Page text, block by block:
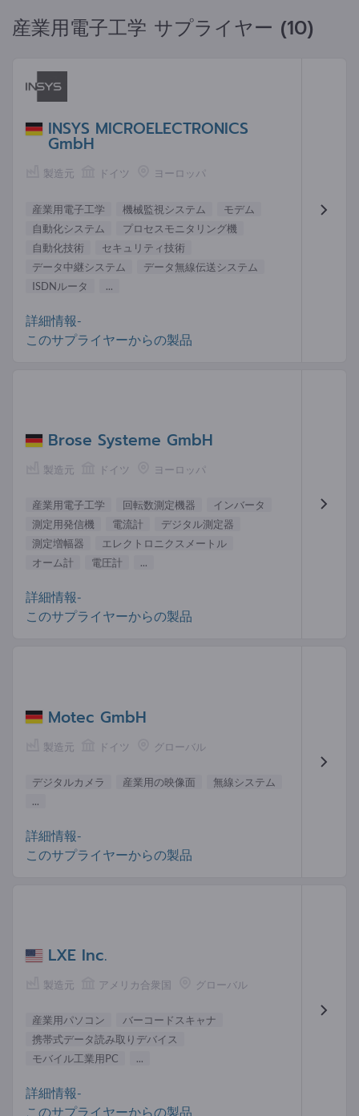
産業用電子工学 サプライヤー (10)
INSYS MICROELECTRONICS
GmbH
製造元 ドイツ ヨーロッパ
産業用電子工学 機械監視システム
モデム
自動化システム
プロセスモニタリング機
自動化技術
セキュリティ技術
データ中継システム
データ無線伝送システム
ISDNルータ
...
詳細情報-
このサプライヤーからの製品
Brose Systeme GmbH
製造元 ドイツ ヨーロッパ
産業用電子工学 回転数測定機器
インバータ
測定用発信機
電流計
デジタル測定器
測定増幅器
エレクトロニクスメートル
オーム計
電圧計 ...
詳細情報-
このサプライヤーからの製品
Motec GmbH
製造元 ドイツ グローバル
デジタルカメラ 産業用の映像面
無線システム
...
詳細情報-
このサプライヤーからの製品
LXE Inc.
製造元 アメリカ合衆国 グローバル
産業用パソコン
バーコードスキャナ
携帯式データ読み取りデバイス
モバイル工業用PC
...
詳細情報-
このサプライヤーからの製品